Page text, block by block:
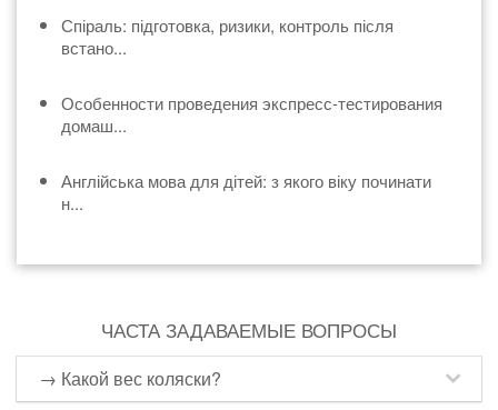
Спіраль: підготовка, ризики, контроль після
встано...
Особенности проведения экспресс-тестирования
домаш...
Англійська мова для дітей: з якого віку починати
н...
ЧАСТА ЗАДАВАЕМЫЕ ВОПРОСЫ
→ Какой вес коляски?